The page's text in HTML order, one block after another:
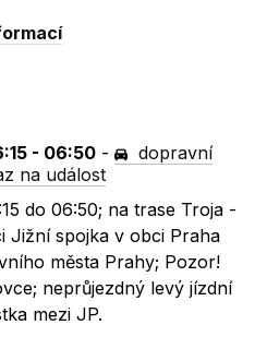
- 06:50 -
dopravní
na událost
do 06:50; na trase Troja -
Jižní spojka v obci Praha
města Prahy; Pozor!
neprůjezdný levý jízdní
mezi JP.